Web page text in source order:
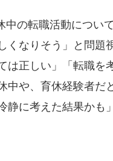
の転職活動につい
くなりそう」と問題
は正しい」「転職を
中や、育休経験者だ
静に考えた結果かも